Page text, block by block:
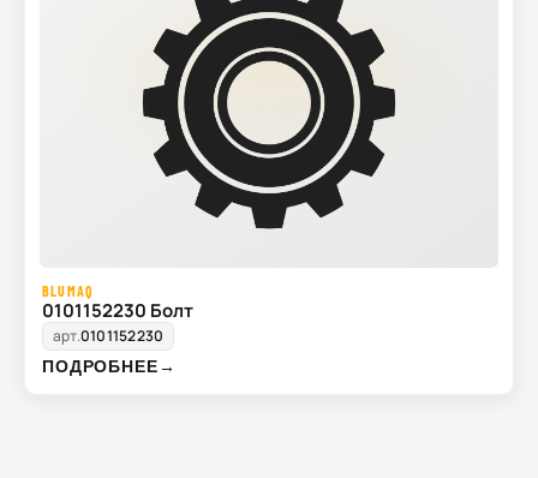
BLUMAQ
0101152230 Болт
арт.0101152230
ПОДРОБНЕЕ→